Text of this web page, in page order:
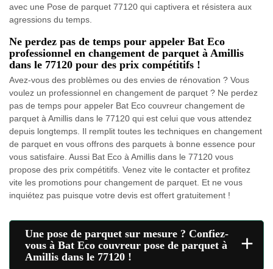
avec une Pose de parquet 77120 qui captivera et résistera aux
agressions du temps.
Ne perdez pas de temps pour appeler Bat Eco
professionnel en changement de parquet à Amillis
dans le 77120 pour des prix compétitifs !
Avez-vous des problèmes ou des envies de rénovation ? Vous
voulez un professionnel en changement de parquet ? Ne perdez
pas de temps pour appeler Bat Eco couvreur changement de
parquet à Amillis dans le 77120 qui est celui que vous attendez
depuis longtemps. Il remplit toutes les techniques en changement
de parquet en vous offrons des parquets à bonne essence pour
vous satisfaire. Aussi Bat Eco à Amillis dans le 77120 vous
propose des prix compétitifs. Venez vite le contacter et profitez
vite les promotions pour changement de parquet. Et ne vous
inquiétez pas puisque votre devis est offert gratuitement !
Une pose de parquet sur mesure ? Confiez-
vous à Bat Eco couvreur pose de parquet à
Amillis dans le 77120 !
+